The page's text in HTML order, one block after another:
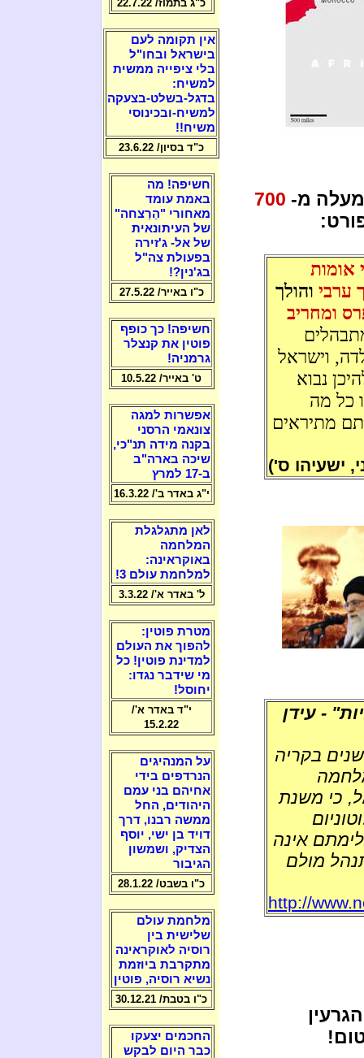
מ- 700
אומות
ערבי והולך
ומחריב
וישראל
נבוא
כל מה
מתיראים
ישעיהו ס')
- עידן
בריל, ד"ר להנדסה גרעינית, שעבד 27 שנים בקריה
כי משנת
אינה
מולם
http://
כ"ג בתמוז/ 22.7.22
אין תקומה לעם
בישראל ובחו"ל
בלי ציפייה ממשית
למשיח:
בדגל-בשלט-בצעקה
למשיח-ובכינוסי
משיח!!
כ"ד בסיון/ 23.6.22
חשיפה! מה
באמת עומד
מאחורי "הֵרַצחה"
של העיתונאית
של אל- ג'זירה
בפעולת צה"ל
בג'נין?!
כ"ו באייר/ 27.5.22
חשיפה! כך כופף
פוטין את קנצלר
גרמניה!
ט' באייר/ 10.5.22
אפשרות למגה
צונאמי הרסני
בקנה מידה תנ"כי,
שיכה בארה"ב
ב-17 למרץ
י"ג באדר ב'/ 16.3.22
לאן מתגלגלת
המלחמה
באוקראינה:
למלחמת עולם 3!
ל' באדר א'/ 3.3.22
מטרת פוטין:
להפוך את העולם
למדינת פוטין! כל
מי שידבר נגדו:
יחוסל!
י"ד באדר א'/
15.2.22
על המנהיגים
הנרדפים בידי
אחיהם בני עמם
היהודים, החל
ממשה רבנו, דרך
דויד בן ישי, יוסף
הצדיק, ושמשון
הגיבור
כ"ו בשבט/ 28.1.22
מלחמת עולם
שלישית בין
רוסיה לאוקראינה
מתקרבת ביוזמת
נשיא רוסיה, פוטין
כ"ו בטבת/ 30.12.21
החכמים יצעקו
כבר היום לבקש